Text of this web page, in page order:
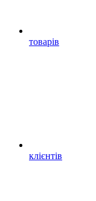
товарів
клієнтів